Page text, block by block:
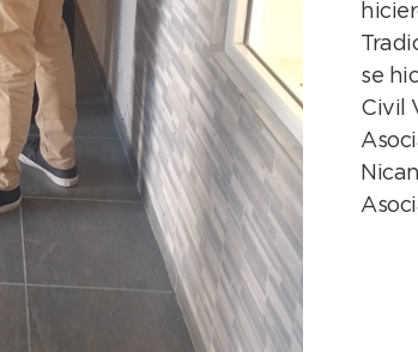
se
Civil